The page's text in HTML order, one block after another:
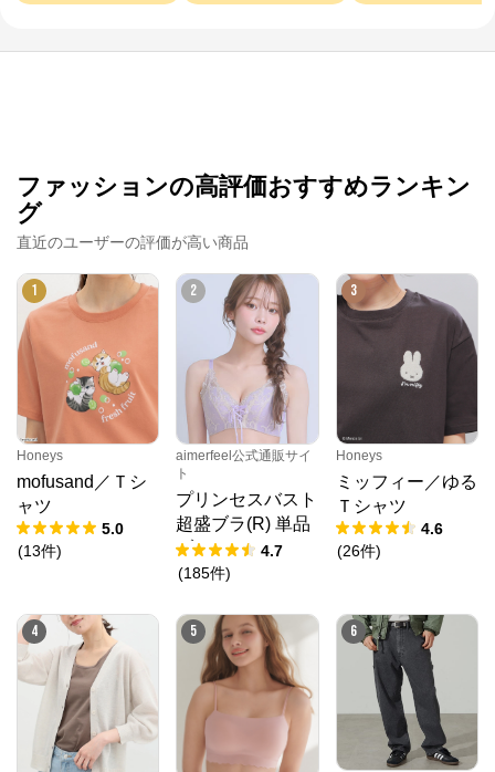
ファッションの高評価おすすめランキン
グ
直近のユーザーの評価が高い商品
1
Honeys
mofusand／Ｔシ
ャツ
5.0
(13件)
2
aimerfeel公式通販サイ
ト
プリンセスバスト
超盛ブラ(R) 単品
ブラジャー4.7
(185件)
3
Honeys
ミッフィー／ゆる
Ｔシャツ
4.6
(26件)
4 5 6
時谷堂百貨
公式ECサイト
※外部サイトが開きます
時谷堂百貨からのコメント
な紳士帽を数多く取り揃える帽子専門店です。